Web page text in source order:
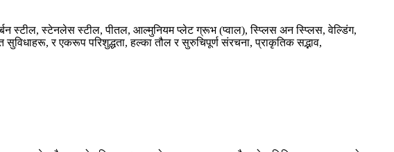
स्टील, स्टेनलेस स्टील, पीतल, आल्मुनियम प्लेट ग्रूभ (प्वाल), स्प्लिस अन स्प्लिस, वेल्डिंग,
सुविधाहरू, र एकरूप परिशुद्धता, हल्का तौल र सुरुचिपूर्ण संरचना, प्राकृतिक सद्भाव,